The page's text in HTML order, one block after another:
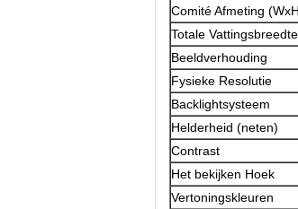
Comité Afmeting
Totale Vattingsbreedte
Beeldverhouding
Fysieke Resolutie
Backlightsysteem
Helderheid (neten)
Contrast
Het bekijken Hoek
Vertoningskleuren